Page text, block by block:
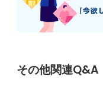
その他関連Q&A